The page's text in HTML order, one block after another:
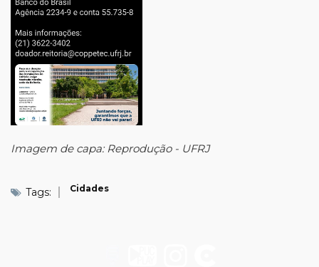
Imagem de capa: Reprodução - UFRJ
Tags: Cidades